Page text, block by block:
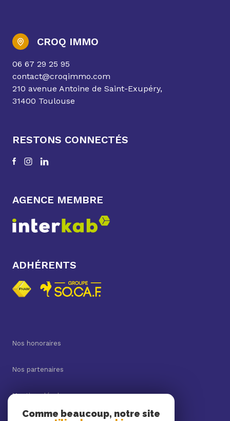
CROQ IMMO
06 67 29 25 95
contact@croqimmo.com
210 avenue Antoine de Saint-Exupéry,
31400 Toulouse
RESTONS CONNECTÉS
AGENCE MEMBRE
ADHÉRENTS
Nos honoraires
Nos partenaires
Mentions légales
Comme beaucoup, notre site